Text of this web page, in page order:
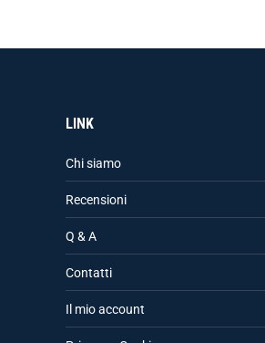
LINK
Chi siamo
Recensioni
Q & A
Contatti
Il mio account